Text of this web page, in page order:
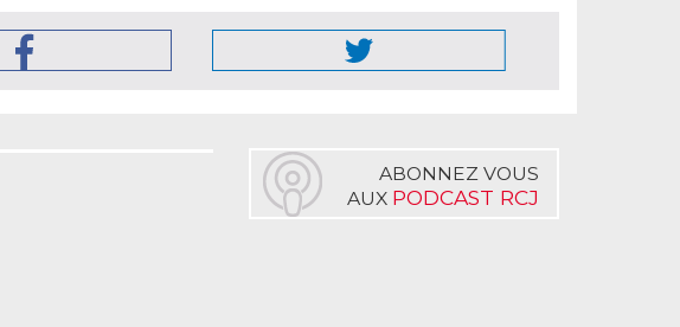
ABONNEZ VOUS
AUX PODCAST RCJ